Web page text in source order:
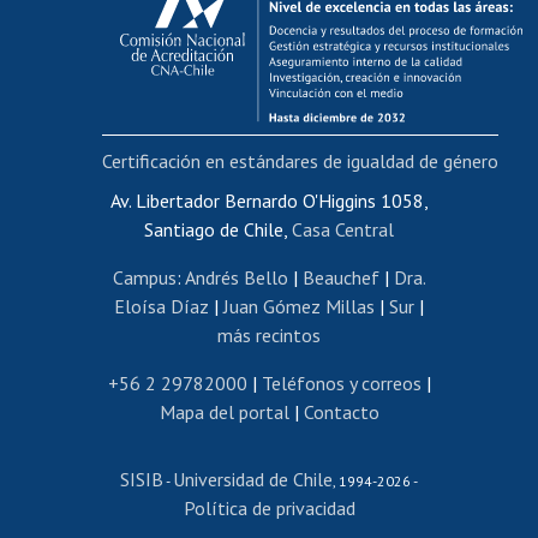
Postulación al AUCAI
Funcionarias/os
Cursos internos de capacitación
Bienestar del personal
Portal de movilidad interna
Certificado de renta
Certificado de renta honorarios
Editar páginas blancas
Extranjeras/os
Revalidación y reconocimiento de títulos
Postulación al Programa de Movilidad Estudiantil
Cursos de español
Av. Libertador Bernardo O'Higgins 1058,
Santiago de Chile, Casa Central
Campus: Andrés Bello | Beauchef| Dra.
Eloísa Díaz |Juan Gómez Millas | Sur |
más recintos
+56 2 29782000 | Teléfonos y correos |
Mapa del portal| Contacto
SISIB - Universidad de Chile, 1994-2026 -
Política de privacidad
Certificación en estándares de igualdad de género